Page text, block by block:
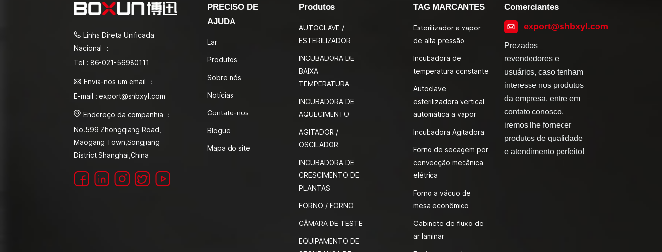
Linha Direta Unificada
Nacional ：
Tel : 86-021-56980111
Envia-nos um email ：
E-mail : export@shbxyl.com
Endereço da companhia ：
No.599 Zhongqiang Road,
Maogang Town,Songjiang
District Shanghai,China
PRECISO DE
AJUDA
Lar
Produtos
Sobre nós
Notícias
Contate-nos
Blogue
Mapa do site
Produtos
AUTOCLAVE /
ESTERILIZADOR
INCUBADORA DE
BAIXA
TEMPERATURA
INCUBADORA DE
AQUECIMENTO
AGITADOR /
OSCILADOR
INCUBADORA DE
CRESCIMENTO DE
PLANTAS
FORNO / FORNO
CÂMARA DE TESTE
EQUIPAMENTO DE
TAG MARCANTES
Esterilizador a vapor
de alta pressão
Incubadora de
temperatura constante
Autoclave
esterilizadora vertical
automática a vapor
Incubadora Agitadora
Forno de secagem por
convecção mecânica
elétrica
Forno a vácuo de
mesa econômico
Gabinete de fluxo de
ar laminar
Comerciantes
export@shbxyl.com
Prezados
revendedores e
usuários, caso tenham
interesse nos produtos
da empresa, entre em
contato conosco,
iremos lhe fornecer
produtos de qualidade
e atendimento perfeito!